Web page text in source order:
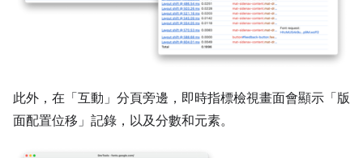
此外，在「互動」 分頁旁邊，即時指標檢視畫面會顯示「版
面配置位移」 記錄，以及分數和元素。